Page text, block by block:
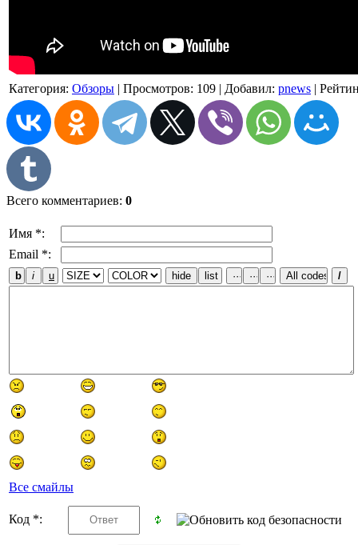
Категория: Обзоры | Просмотров: 109 | Добавил: pnews |
Всего комментариев: 0
Имя *:
Email *:
Все смайлы
Код *: